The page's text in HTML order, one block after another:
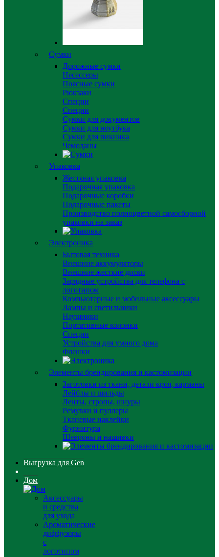
Сумки
Дорожные сумки
Несессеры
Поясные сумки
Рюкзаки
Специи
Специи
Сумки для документов
Сумки для ноутбука
Сумки для пикника
Чемоданы
Упаковка
Жестяная упаковка
Подарочная упаковка
Подарочные коробки
Подарочные пакеты
Производство полноцветной самосборной
упаковки на заказ
Электроника
Бытовая техника
Внешние аккумуляторы
Внешние жесткие диски
Зарядные устройства для телефона с
логотипом
Компьютерные и мобильные аксессуары
Лампы и светильники
Наушники
Портативные колонки
Специи
Устройства для умного дома
Флешки
Элементы брендирования и кастомизации
Заготовки из ткани, детали кроя, карманы
Лейблы и шильды
Ленты, стропы, шнуры
Ремувки и пуллеры
Тканевые наклейки
Фурнитура
Шевроны и нашивки
Выгрузка для Gen
Дом
Аксессуары
и средства
для ухода
Ароматические
диффузоры
с
логотипом